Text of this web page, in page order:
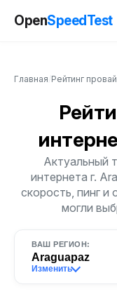
OpenSpeedTest
Главная Рейтинг
Актуальный
интернета г.
скорость, пинг и
могли
ВАШ РЕГИОН:
Araguapaz
Изменить